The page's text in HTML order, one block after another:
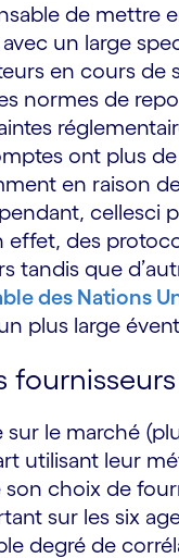
de mettre
un large
en cours de
normes de
ont plus
en raison
celles­ci
effet, des
tandis que
des Nations
plus large
sur le marché
utilisant leur
choix de
sur les six
degré de